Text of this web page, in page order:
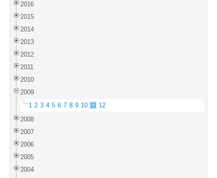
2016
2015
2014
2013
2012
2011
2010
2009
1 2 3 4 5 6 7 8 9 10 11 12
2008
2007
2006
2005
2004